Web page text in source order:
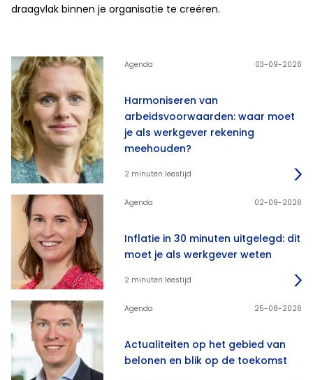
draagvlak binnen je organisatie te creëren.
Harmoniseren van
arbeidsvoorwaarden: waar moet
je als werkgever rekening
meehouden?
Agenda 03-09-2026
2 minuten leestijd
Inflatie in 30 minuten uitgelegd: dit
moet je als werkgever weten
Agenda 02-09-2026
2 minuten leestijd
Actualiteiten op het gebied van
belonen en blik op de toekomst
Agenda 25-08-2026